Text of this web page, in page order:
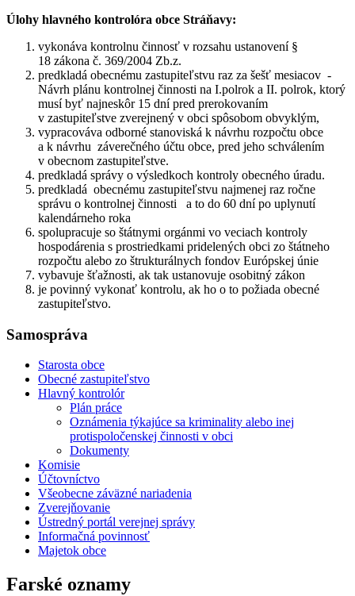
Úlohy hlavného kontrolóra obce Stráňavy:
vykonáva kontrolnu činnosť v rozsahu ustanovení §
18 zákona č. 369/2004 Zb.z.
predkladá obecnému zastupiteľstvu raz za šešť mesiacov -
Návrh plánu kontrolnej činnosti na I.polrok a II. polrok, ktorý
musí byť najneskôr 15 dní pred prerokovaním
v zastupiteľstve zverejnený v obci spôsobom obvyklým,
vypracováva odborné stanoviská k návrhu rozpočtu obce
a k návrhu záverečného účtu obce, pred jeho schválením
v obecnom zastupiteľstve.
predkladá správy o výsledkoch kontroly obecného úradu.
predkladá obecnému zastupiteľstvu najmenej raz ročne
správu o kontrolnej činnosti a to do 60 dní po uplynutí
kalendárneho roka
spolupracuje so štátnymi orgánmi vo veciach kontroly
hospodárenia s prostriedkami pridelených obci zo štátneho
rozpočtu alebo zo štrukturálnych fondov Európskej únie
vybavuje šťažnosti, ak tak ustanovuje osobitný zákon
je povinný vykonať kontrolu, ak ho o to požiada obecné
zastupiteľstvo.
Samospráva
Starosta obce
Obecné zastupiteľstvo
Hlavný kontrolór
Plán práce
Oznámenia týkajúce sa kriminality alebo inej
protispoločenskej činnosti v obci
Dokumenty
Komisie
Účtovníctvo
Všeobecne záväzné nariadenia
Zverejňovanie
Ústredný portál verejnej správy
Informačná povinnosť
Majetok obce
Farské oznamy